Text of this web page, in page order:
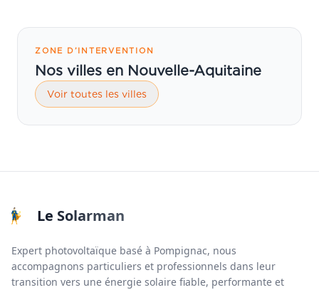
ZONE D’INTERVENTION
Nos villes en Nouvelle-Aquitaine
Voir toutes les villes
Le Solarman
Expert photovoltaïque basé à Pompignac, nous
accompagnons particuliers et professionnels dans leur
transition vers une énergie solaire fiable, performante et